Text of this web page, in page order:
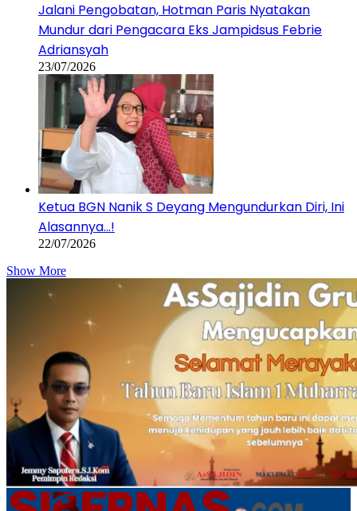
Jalani Pengobatan, Hotman Paris Nyatakan
Mundur dari Pengacara Eks Jampidsus Febrie
Adriansyah
23/07/2026
Ketua BGN Nanik S Deyang Mengundurkan Diri, Ini
Alasannya…!
22/07/2026
Show More